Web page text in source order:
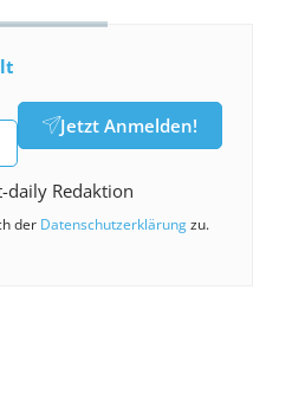
Jetzt Anmelden!
daily Redaktion
der Datenschutzerklärungzu.